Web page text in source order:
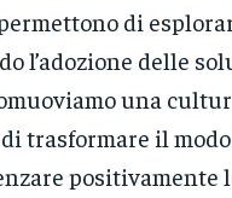
di
l’adozione delle
una
trasformare il